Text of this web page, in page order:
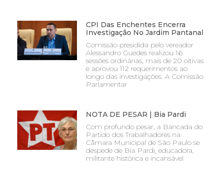
CPI Das Enchentes Encerra
Investigação No Jardim Pantanal
Comissão presidida pelo vereador
Alessandro Guedes realizou 16
sessões ordinárias, mais de 20 oitivas
e aprovou 112 requerimentos ao
longo das investigações. A Comissão
Parlamentar
NOTA DE PESAR | Bia Pardi
Com profundo pesar, a Bancada do
Partido dos Trabalhadores na
Câmara Municipal de São Paulo se
despede de Bia Pardi, educadora,
militante histórica e incansável